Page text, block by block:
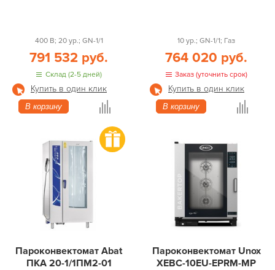
400 В; 20 ур.; GN-1/1
791 532 руб.
Склад (2-5 дней)
Купить в один клик
В корзину
10 ур.; GN-1/1; Газ
764 020 руб.
Заказ (уточнить срок)
Купить в один клик
В корзину
Пароконвектомат Abat
ПКА 20-1/1ПМ2-01
Пароконвектомат Unox
XEBC-10EU-EPRM-MP